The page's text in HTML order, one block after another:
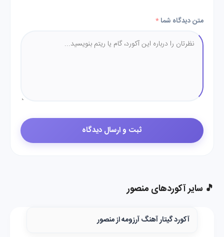
متن دیدگاه شما*
🎵 سایر آکوردهای منصور
آکورد گیتار آهنگ آرزومه از منصور